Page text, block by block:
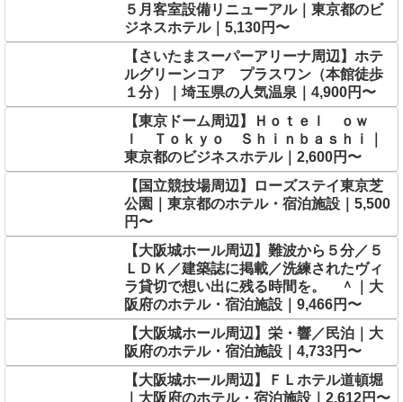
５月客室設備リニューアル｜東京都のビ
ジネスホテル｜5,130円〜
【さいたまスーパーアリーナ周辺】ホテ
ルグリーンコア プラスワン（本館徒歩
１分）｜埼玉県の人気温泉｜4,900円〜
【東京ドーム周辺】Ｈｏｔｅｌ ｏｗ
ｌ Ｔｏｋｙｏ Ｓｈｉｎｂａｓｈｉ｜
東京都のビジネスホテル｜2,600円〜
【国立競技場周辺】ローズステイ東京芝
公園｜東京都のホテル・宿泊施設｜5,500
円〜
【大阪城ホール周辺】難波から５分／５
ＬＤＫ／建築誌に掲載／洗練されたヴィ
ラ貸切で想い出に残る時間を。 ＾｜大
阪府のホテル・宿泊施設｜9,466円〜
【大阪城ホール周辺】栄・響／民泊｜大
阪府のホテル・宿泊施設｜4,733円〜
【大阪城ホール周辺】ＦＬホテル道頓堀
｜大阪府のホテル・宿泊施設｜2,612円〜